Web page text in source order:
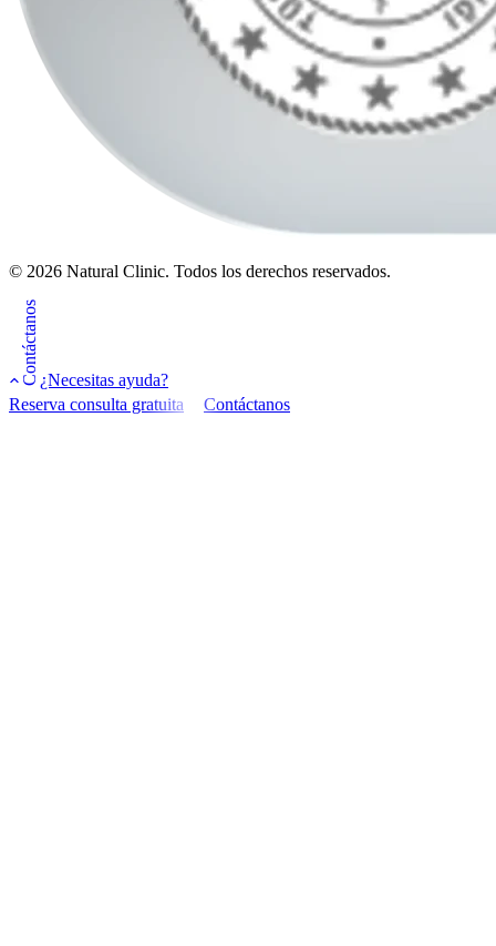
© 2026 Natural Clinic. Todos los derechos reservados.
Contáctanos ¿Necesitas ayuda?
Reserva consulta gratuita
Contáctanos